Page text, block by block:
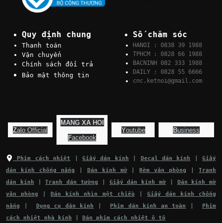
Quy định chung
Thanh toán
Vận chuyển
Chính sách đổi trả
Bảo mật thông tin
Số chăm sóc
HANOI : 0838 39 1988
TPHCM : 0828 66 1988
BACNINH 082 333 1988
DAILY : 0828 55 6666
cnc.ketnoi@gmail.com
Zalo Official
MANG XA HOI
Facebook
Youtube Business
Phim cách nhiệt Giấy dán kính Decal dán kính |Giấy
dán kính chống nắng
Dán kính mờ Rèm văn phòng |Tranh
dán kính
Tranh dán tường Giấy dán kính mờ
Dán kính mờ
văn phòng
Dán kính nhìn một chiều
Giấy dán kính chống
nắng
Dụng cụ dán kính Phim dán kính an toàn
Phim
cách nhiệt nhà kính
Dán phim cách nhiệt ô tô